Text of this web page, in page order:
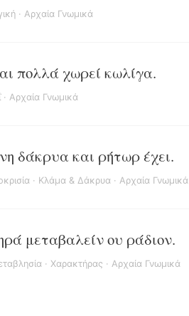
· Αρχαία Γνωμικά
πολλά χωρεί κωλίγα.
· Αρχαία Γνωμικά
δάκρυα και ρήτωρ έχει.
· Κλάμα & Δάκρυα · Αρχαία Γνωμικά
μεταβαλείν ου ράδιον.
· Χαρακτήρας · Αρχαία Γνωμικά